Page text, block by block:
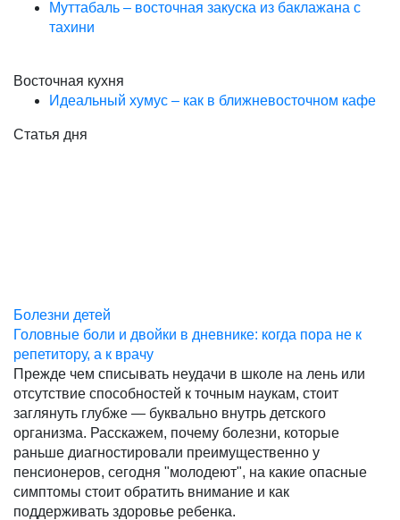
Статья дня
Болезни детей
Головные боли и двойки в дневнике: когда пора не к
репетитору, а к врачу
Прежде чем списывать неудачи в школе на лень или
отсутствие способностей к точным наукам, стоит
заглянуть глубже — буквально внутрь детского
организма. Расскажем, почему болезни, которые
раньше диагностировали преимущественно у
пенсионеров, сегодня "молодеют", на какие опасные
симптомы стоит обратить внимание и как
поддерживать здоровье ребенка.
Муттабаль – восточная закуска из баклажана с
тахини
Восточная кухня
Идеальный хумус – как в ближневосточном кафе